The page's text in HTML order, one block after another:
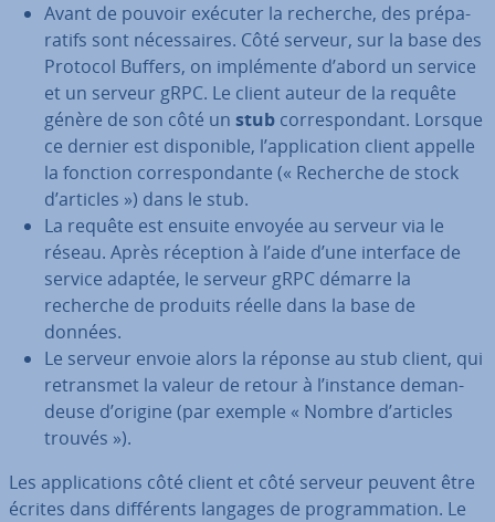
Avant de pouvoir exécuter la recherche, des pré­pa­
ra­tifs sont né­ces­saires. Côté serveur, sur la base des
Protocol Buffers, on im­plé­mente d’abord un service
et un serveur gRPC. Le client auteur de la requête
génère de son côté un stub cor­res­pon­dant. Lorsque
ce dernier est dis­po­nible, l’ap­pli­ca­tion client appelle
la fonction cor­res­pon­dante (« Recherche de stock
d’articles ») dans le stub.
La requête est ensuite envoyée au serveur via le
réseau. Après réception à l’aide d’une interface de
service adaptée, le serveur gRPC démarre la
recherche de produits réelle dans la base de
données.
Le serveur envoie alors la réponse au stub client, qui
re­trans­met la valeur de retour à l’instance de­man­
deuse d’origine (par exemple « Nombre d’articles
trouvés »).
Les ap­pli­ca­tions côté client et côté serveur peuvent être
écrites dans dif­fé­rents langages de pro­gram­ma­tion. Le